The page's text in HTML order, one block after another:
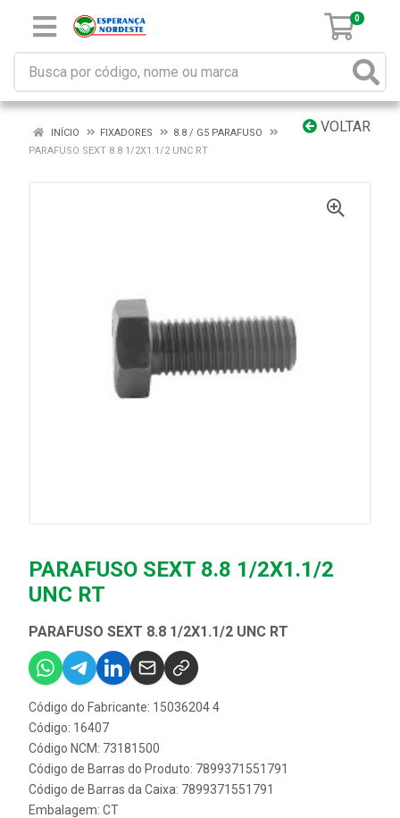
0
VOLTAR
INÍCIO FIXADORES
8.8 / G5 PARAFUSO
PARAFUSO SEXT 8.8 1/2X1.1/2 UNC RT
PARAFUSO SEXT 8.8 1/2X1.1/2
UNC RT
PARAFUSO SEXT 8.8 1/2X1.1/2 UNC RT
Código do Fabricante: 15036204 4
Código: 16407
Código NCM: 73181500
Código de Barras do Produto: 7899371551791
Código de Barras da Caixa: 7899371551791
Embalagem: CT